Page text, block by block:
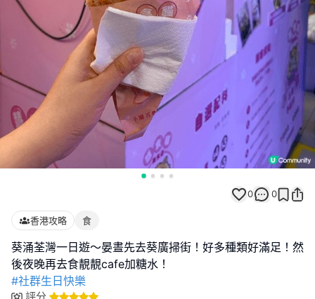
0 0
香港攻略 食
葵涌荃灣一日遊～晏晝先去葵廣掃街！好多種類好滿足！然
#社群生日快樂